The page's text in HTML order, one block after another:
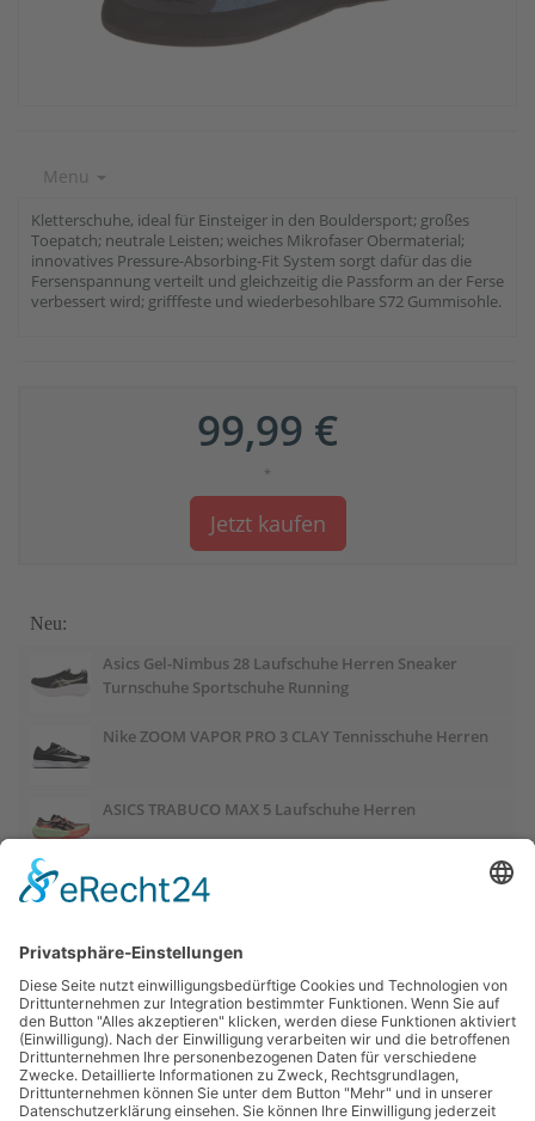
Menu
Kletterschuhe, ideal für Einsteiger in den Bouldersport; großes
Toepatch; neutrale Leisten; weiches Mikrofaser Obermaterial;
innovatives Pressure-Absorbing-Fit System sorgt dafür das die
Fersenspannung verteilt und gleichzeitig die Passform an der Ferse
verbessert wird; grifffeste und wiederbesohlbare S72 Gummisohle.
99,99 €
*
Jetzt kaufen
Neu:
Asics Gel-Nimbus 28 Laufschuhe Herren Sneaker
Turnschuhe Sportschuhe Running
Nike ZOOM VAPOR PRO 3 CLAY Tennisschuhe Herren
ASICS TRABUCO MAX 5 Laufschuhe Herren
ASICS GEL-PULSE 17 Laufschuhe Damen
Salomon OUTCHILL Winterschuhe Damen
ASICS GEL-CUMULUS 28 Laufschuhe Damen